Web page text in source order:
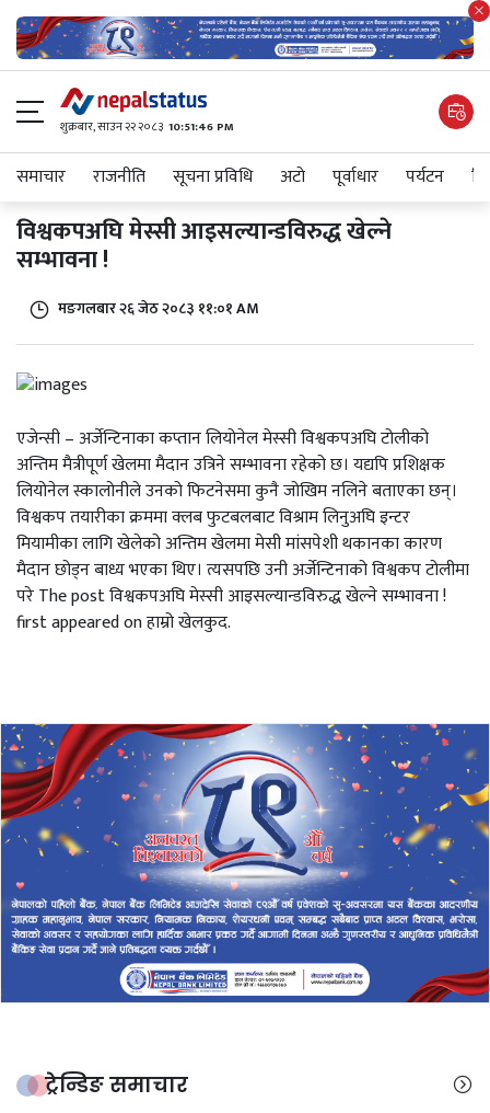
शुक्रबार​, साउन २२ २०८३ 10:51:46 PM
समाचार राजनीति सूचना प्रविधि अटाे पूर्वाधार पर्यटन
विश्वकपअघि मेस्सी आइसल्यान्डविरुद्ध खेल्ने
सम्भावना !
मङगलबार २६ जेठ २०८३ ११:०१ AM
एजेन्सी – अर्जेन्टिनाका कप्तान लियोनेल मेस्सी विश्वकपअघि टोलीको
अन्तिम मैत्रीपूर्ण खेलमा मैदान उत्रिने सम्भावना रहेको छ। यद्यपि प्रशिक्षक
लियोनेल स्कालोनीले उनको फिटनेसमा कुनै जोखिम नलिने बताएका छन्।
विश्वकप तयारीका क्रममा क्लब फुटबलबाट विश्राम लिनुअघि इन्टर
मियामीका लागि खेलेको अन्तिम खेलमा मेसी मांसपेशी थकानका कारण
मैदान छोड्न बाध्य भएका थिए। त्यसपछि उनी अर्जेन्टिनाको विश्वकप टोलीमा
परे The post विश्वकपअघि मेस्सी आइसल्यान्डविरुद्ध खेल्ने सम्भावना !
first appeared on हाम्रो खेलकुद.
ट्रेन्डिङ समाचार